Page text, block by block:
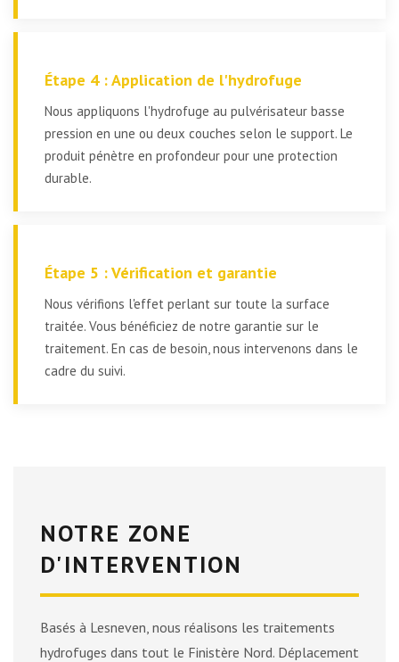
Étape 4 : Application de l'hydrofuge
Nous appliquons l'hydrofuge au pulvérisateur basse
pression en une ou deux couches selon le support. Le
produit pénètre en profondeur pour une protection
durable.
Étape 5 : Vérification et garantie
Nous vérifions l'effet perlant sur toute la surface
traitée. Vous bénéficiez de notre garantie sur le
traitement. En cas de besoin, nous intervenons dans le
cadre du suivi.
NOTRE ZONE
D'INTERVENTION
Basés à Lesneven, nous réalisons les traitements
hydrofuges dans tout le Finistère Nord. Déplacement